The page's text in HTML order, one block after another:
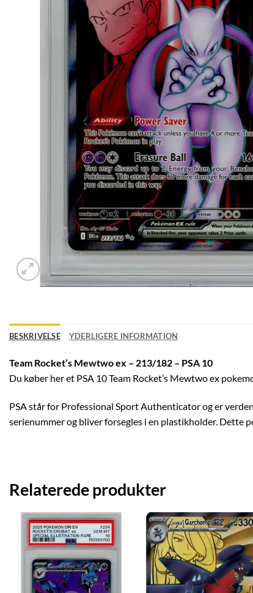
BESKRIVELSE YDERLIGERE INFORMATION
Team Rocket’s Mewtwo ex – 213/182 – PSA 10
Du køber her et PSA 10 Team Rocket’s Mewtwo ex
PSA står for Professional Sport Authenticator og er
serienummer og bliver forsegles i en plastikholder. Dette
Relaterede produkter